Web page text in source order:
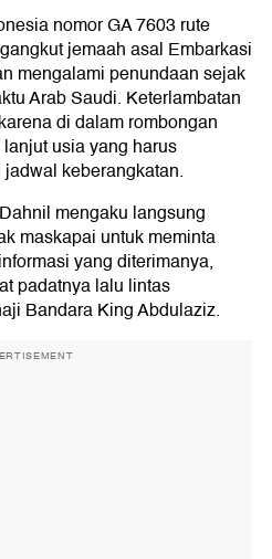
nomor GA 7603 rute
jemaah asal Embarkasi
mengalami penundaan sejak
Arab Saudi. Keterlambatan
di dalam rombongan
usia yang harus
keberangkatan.
mengaku langsung
maskapai untuk meminta
yang diterimanya,
padatnya lalu lintas
Bandara King Abdulaziz.